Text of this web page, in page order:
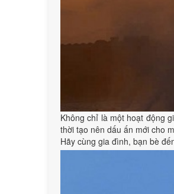
Không chỉ là một hoạt động
thời tạo nên dấu ấn mới cho
Hãy cùng gia đình, bạn bè